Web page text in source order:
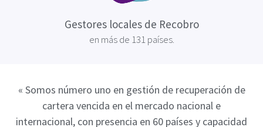
Gestores locales de Recobro
en más de 131 países.
« Somos número uno en gestión de recuperación de
cartera vencida en el mercado nacional e
internacional, con presencia en 60 países y capacidad